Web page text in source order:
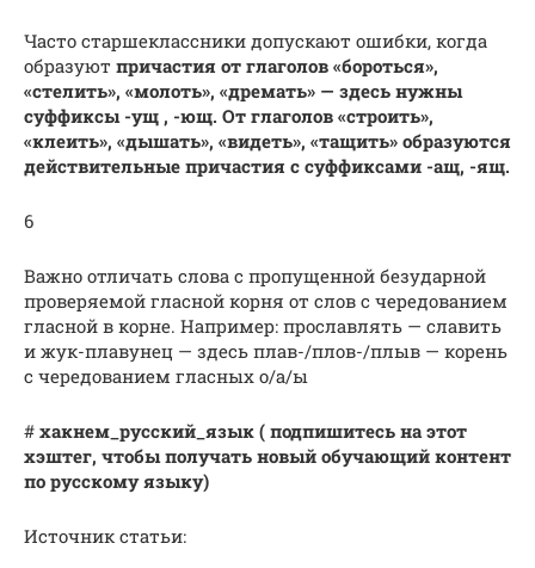
Часто старшеклассники допускают ошибки, когда
образуют причастия от глаголов «бороться»,
«стелить», «молоть», «дремать» — здесь нужны
суффиксы -ущ , -ющ. От глаголов «строить»,
«клеить», «дышать», «видеть», «тащить» образуются
действительные причастия с суффиксами -ащ, -ящ.
6
Важно отличать слова с пропущенной безударной
проверяемой гласной корня от слов с чередованием
гласной в корне. Например: прославлять — славить
и жук-плавунец — здесь плав-/плов-/плыв — корень
с чередованием гласных о/а/ы
# хакнем_русский_язык ( подпишитесь на этот
хэштег, чтобы получать новый обучающий контент
по русскому языку)
Источник статьи: